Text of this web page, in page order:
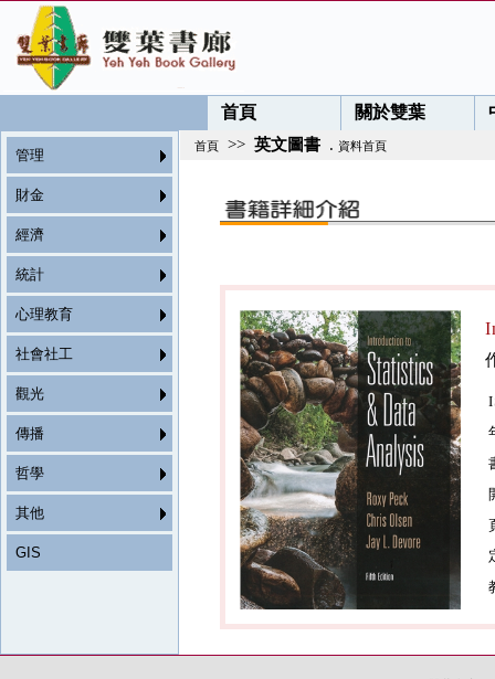
首頁 關於雙葉
管理
財金
經濟
統計
心理教育
社會社工
觀光
傳播
哲學
其他
GIS
首頁 >> 英文圖書 . 資料首頁